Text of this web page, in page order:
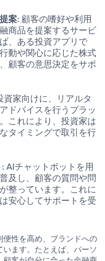
案: 顧客の嗜好や利用
商品を提案するサービ
、ある投資アプリで
動や関心に応じた株式
顧客の意思決定をサポ
資家向けに、リアルタ
ドバイスを行うプラッ
これにより、投資家は
タイミングで取引を行
: AIチャットボットを用
及し、顧客の質問や問
整っています。これに
安心してサポートを受
便性を高め、ブランドへの
ます。たとえば、パーソ